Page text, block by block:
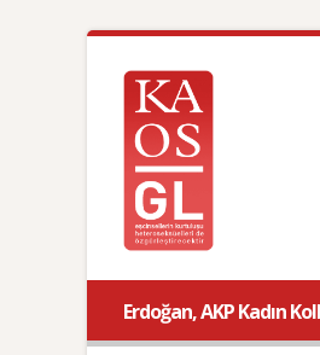
Erdoğan, AKP Kadın